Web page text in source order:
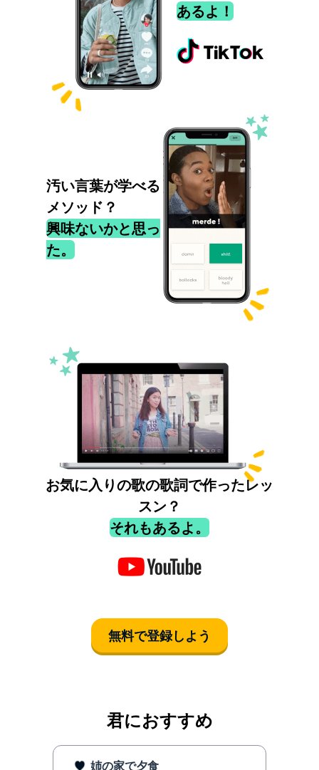
あるよ！
汚い言葉が学べる
メソッド？
興味ないかと思っ
た。
お気に入りの歌の歌詞で作ったレッ
スン？
それもあるよ。
無料で登録しよう
君におすすめ
姉の家で夕食